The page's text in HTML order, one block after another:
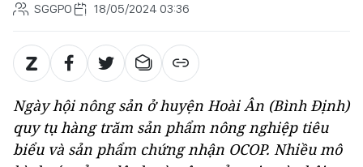
SGGPO 18/05/2024 03:36
Ngày hội nông sản ở huyện Hoài Ân (Bình Định)
quy tụ hàng trăm sản phẩm nông nghiệp tiêu
biểu và sản phẩm chứng nhận OCOP. Nhiều mô